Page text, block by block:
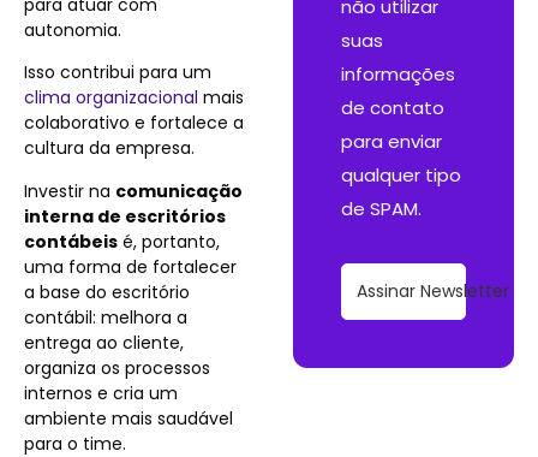
autonomia.
Isso contribui para um
clima organizacional mais
colaborativo e fortalece a
cultura da empresa.
Investir na comunicação
interna de escritórios
contábeis é, portanto,
uma forma de fortalecer
a base do escritório
contábil: melhora a
entrega ao cliente,
organiza os processos
internos e cria um
ambiente mais saudável
para o time.
não utilizar
suas
informações
de contato
para enviar
qualquer tipo
de SPAM.
Assinar Newsletter